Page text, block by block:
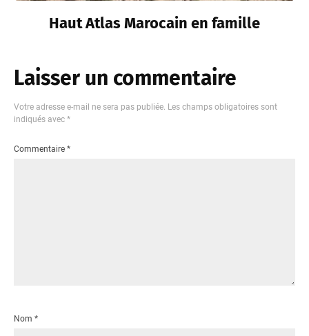
Haut Atlas Marocain en famille
Laisser un commentaire
Votre adresse e-mail ne sera pas publiée. Les champs obligatoires sont
indiqués avec *
Commentaire *
Nom *